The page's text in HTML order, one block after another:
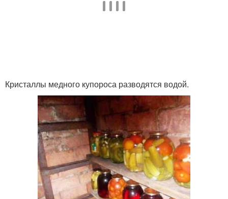
Кристаллы медного купороса разводятся водой.